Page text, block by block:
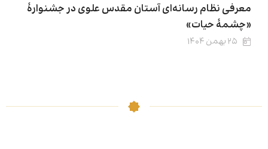
معرفی نظام رسانه‌ای آستان مقدس علوی در جشنوارۀ
«چشمهٔ حیات»
۲۵ بهمن ۱۴۰۴